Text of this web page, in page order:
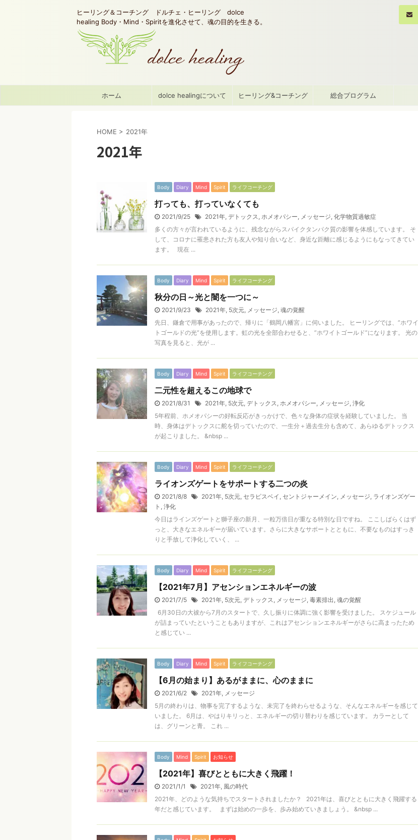
ヒーリング＆コーチング ドルチェ・ヒーリング dolce
healing Body・Mind・Spiritを進化させて、魂の目的を生きる。
ホーム dolce healingについて ヒーリング&コーチング 総合プログラム
HOME > 2021年
2021年
Body Diary Mind Spirit ライフコーチング
打っても、打っていなくても
2021/9/25 2021年, デトックス, ホメオパシー, メッセージ, 化学物質過敏症
多くの方々が言われているように、残念ながらスパイクタンパク質の影響を体感しています。 そ
して、コロナに罹患された方も友人や知り合いなど、身近な距離に感じるようにもなってきてい
ます。 現在 ...
Body Diary Mind Spirit ライフコーチング
秋分の日～光と闇を一つに～
2021/9/23 2021年, 5次元, メッセージ, 魂の覚醒
先日、鎌倉で用事があったので、帰りに「鶴岡八幡宮」に伺いました。 ヒーリングでは、”ホワイ
トゴールドの光”を使用します。虹の光を全部合わせると、”ホワイトゴールド”になります。 光の
写真を見ると、光が ...
Body Diary Mind Spirit ライフコーチング
二元性を超えるこの地球で
2021/8/31 2021年, 5次元, デトックス, ホメオパシー, メッセージ, 浄化
5年程前、ホメオパシーの好転反応がきっかけで、色々な身体の症状を経験していました。 当
時、身体はデトックスに舵を切っていたので、一生分＋過去生分も含めて、あらゆるデトックス
が起こりました。 &nbsp ...
Body Diary Mind Spirit ライフコーチング
ライオンズゲートをサポートする二つの炎
2021/8/8 2021年, 5次元, セラピスベイ , セントジャーメイン, メッセージ, ライオンズゲー
ト , 浄化
今日はラインズゲートと獅子座の新月、一粒万倍日が重なる特別な日ですね。 ここしばらくはず
っと、大きなエネルギーが届いています。さらに大きなサポートとともに、不要なものはすっき
りと手放して浄化していく、 ...
Body Diary Mind Spirit ライフコーチング
【2021年7月】アセンションエネルギーの波
2021/7/5 2021年, 5次元, デトックス, メッセージ, 毒素排出 , 魂の覚醒
6月30日の大祓から7月のスタートで、久し振りに体調に強く影響を受けました。 スケジュール
が詰まっていたということもありますが、これはアセンションエネルギーがさらに高まったため
と感じてい ...
Body Diary Mind Spirit ライフコーチング
【6月の始まり】あるがままに、心のままに
2021/6/2 2021年, メッセージ
5月の終わりは、物事を完了するような、未完了を終わらせるような、そんなエネルギーを感じて
いました。 6月は、やはりキリっと、エネルギーの切り替わりを感じています。 カラーとして
は、グリーンと青。 これ ...
Body Mind Spirit お知らせ
【2021年】喜びとともに大きく飛躍！
2021/1/1 2021年, 風の時代
2021年、どのような気持ちでスタートされましたか？ 2021年は、喜びとともに大きく飛躍する
年だと感じています。 まずは始めの一歩を、歩み始めていきましょう。 &nbsp ...